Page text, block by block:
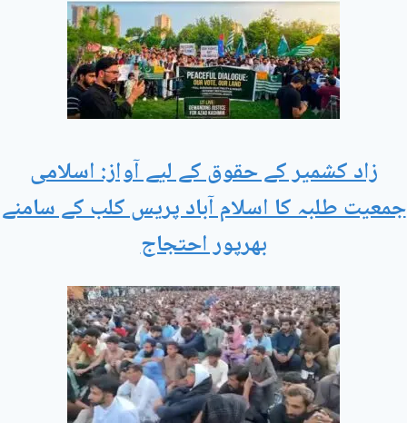
زاد کشمیر کے حقوق کے لیے آواز: اسلامی
جمعیت طلبہ کا اسلام آباد پریس کلب کے سامنے
بھرپور احتجاج